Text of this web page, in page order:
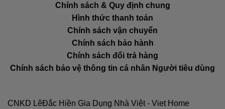
Chính sách & Quy định chung
Hình thức thanh toán
Chính sách vận chuyển
Chính sách bảo hành
Chính sách đổi trả hàng
Chính sách bảo vệ thông tin cá nhân Người tiêu dùng
CNKD LêĐắc Hiền Gia Dụng Nhà Việt - Viet Home